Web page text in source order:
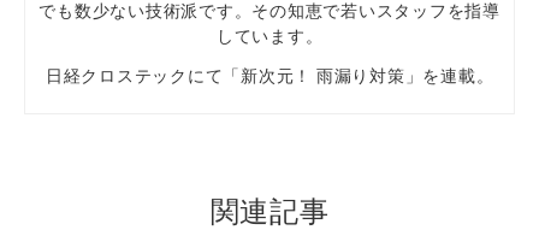
でも数少ない技術派です。その知恵で若いスタッフを指導
しています。
日経クロステックにて「新次元！ 雨漏り対策」を連載。
関連記事